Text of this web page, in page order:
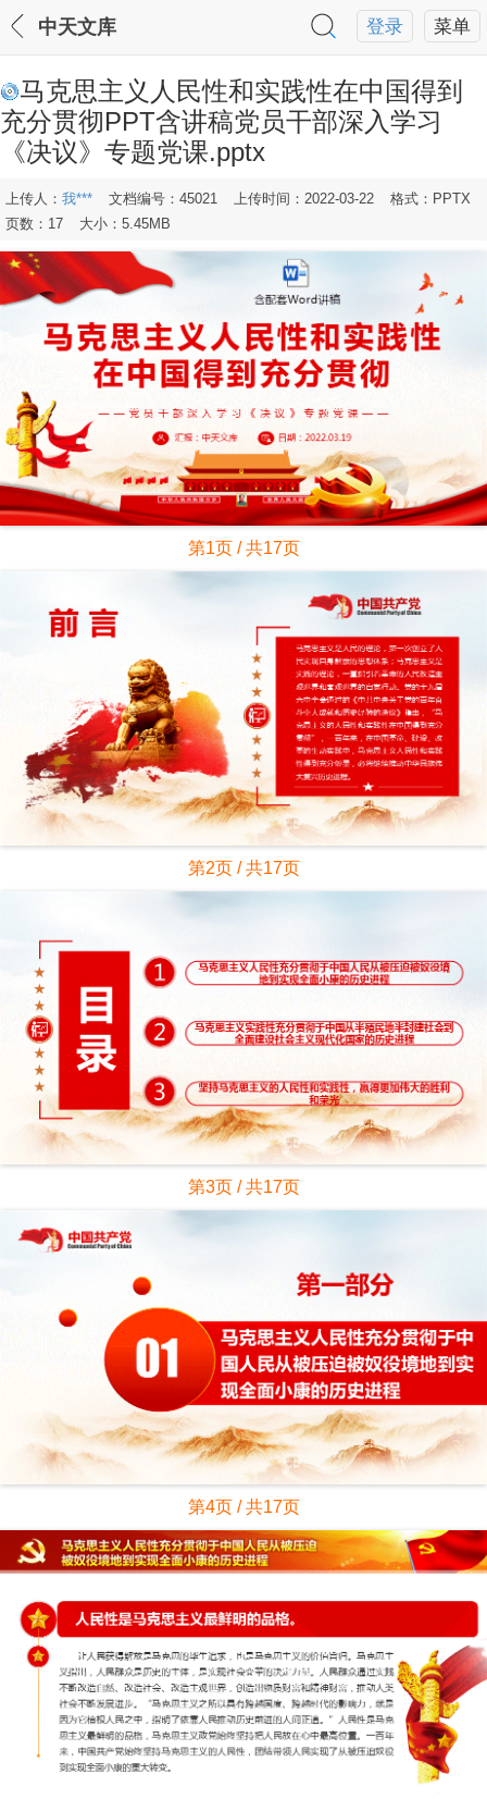
菜单
登录
中天文库
马克思主义人民性和实践性在中国得到
充分贯彻PPT含讲稿党员干部深入学习
《决议》专题党课.pptx
上传人： 我*** 文档编号：45021 上传时间：2022-03-22
格式：PPTX
页数：17
大小：5.45MB
第1页 / 共17页
第2页 / 共17页
第3页 / 共17页
第4页 / 共17页